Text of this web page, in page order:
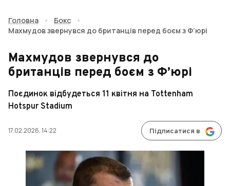
Головна • Бокс
•
Махмудов звернувся до британців перед боєм з Ф’юрі
Махмудов звернувся до
британців перед боєм з Ф’юрі
Поєдинок відбудеться 11 квітня на Tottenham
Hotspur Stadium
17.02.2026, 14:22 Підписатися в